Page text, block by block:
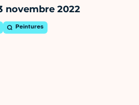
novembre 2022
Peintures